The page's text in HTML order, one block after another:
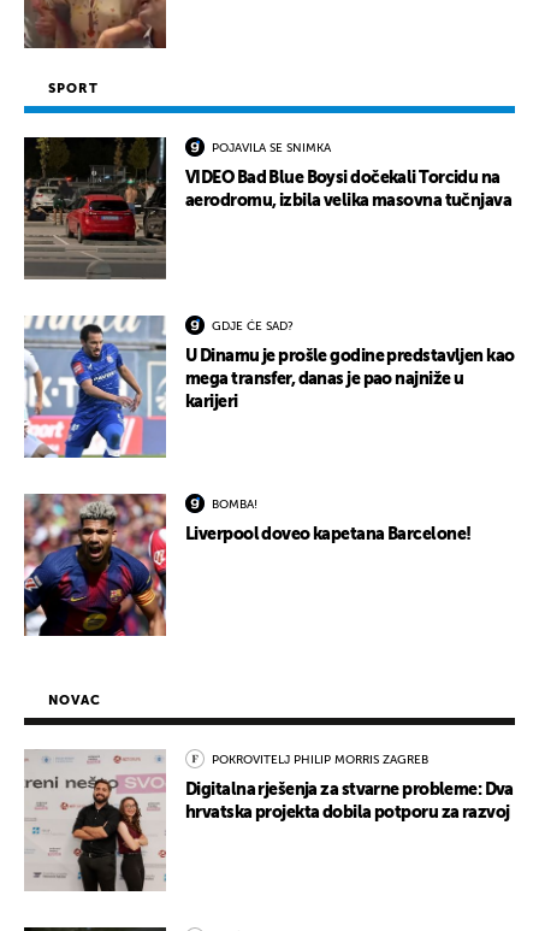
SPORT
POJAVILA SE SNIMKA
VIDEO Bad Blue Boysi dočekali Torcidu na
aerodromu, izbila velika masovna tučnjava
GDJE ĆE SAD?
U Dinamu je prošle godine predstavljen kao
mega transfer, danas je pao najniže u
karijeri
BOMBA!
Liverpool doveo kapetana Barcelone!
NOVAC
POKROVITELJ PHILIP MORRIS ZAGREB
Digitalna rješenja za stvarne probleme: Dva
hrvatska projekta dobila potporu za razvoj